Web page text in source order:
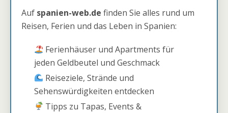
Auf spanien-web.de finden Sie alles rund um
Reisen, Ferien und das Leben in Spanien:
Ferienhäuser und Apartments für
jeden Geldbeutel und Geschmack
Reiseziele, Strände und
Sehenswürdigkeiten entdecken
Tipps zu Tapas, Events &